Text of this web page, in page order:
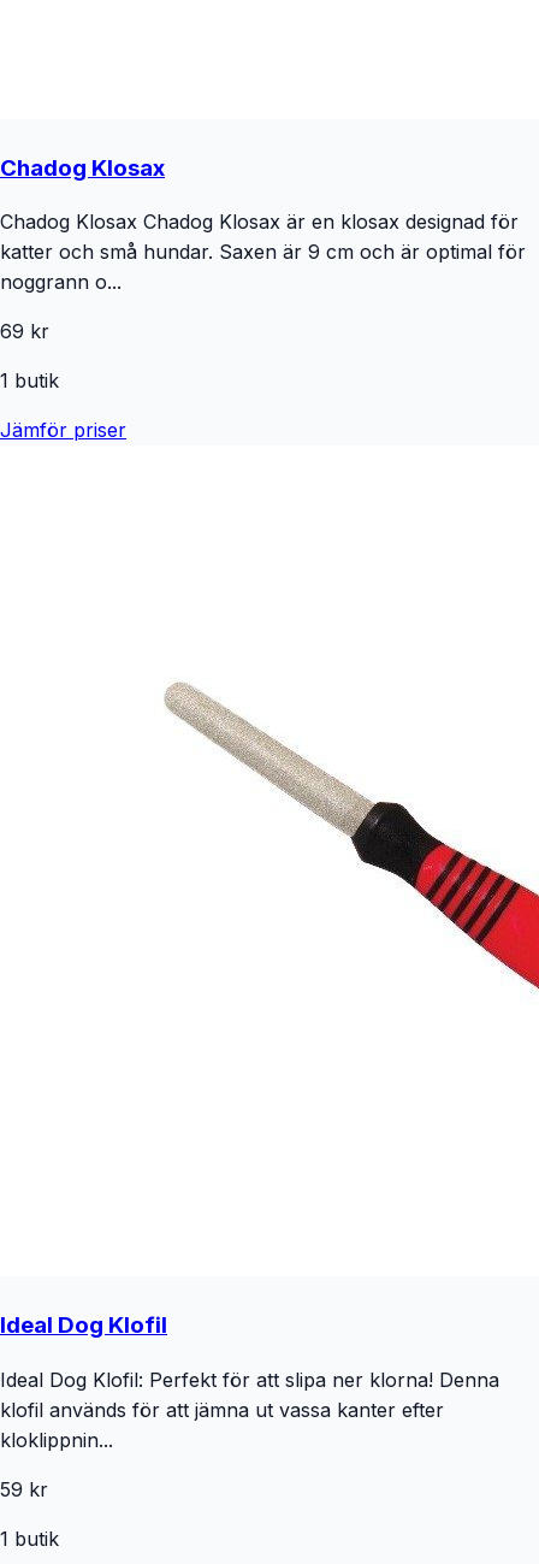
Chadog Klosax
Chadog Klosax Chadog Klosax är en klosax designad för
katter och små hundar. Saxen är 9 cm och är optimal för
noggrann o...
69 kr
1 butik
Jämför priser
Ideal Dog Klofil
Ideal Dog Klofil: Perfekt för att slipa ner klorna! Denna
klofil används för att jämna ut vassa kanter efter
kloklippnin...
59 kr
1 butik